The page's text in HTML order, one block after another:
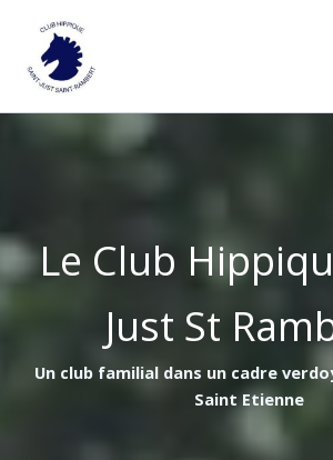
contenu
Le Club
Just St
Un club familial dans un cadre
Saint Etienne